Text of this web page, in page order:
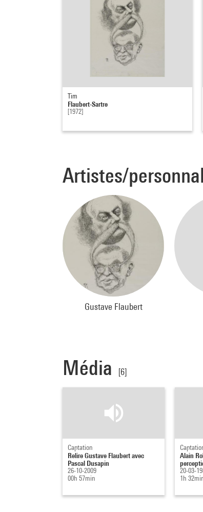
Tim
Flaubert-Sartre
[1972]
Artistes/
Gustave Flaubert
Média [6]
Captation
Relire Gustave Flaubert avec
Pascal Dusapin
26-10-2009
00h 57min
Alain
20-03-
1h